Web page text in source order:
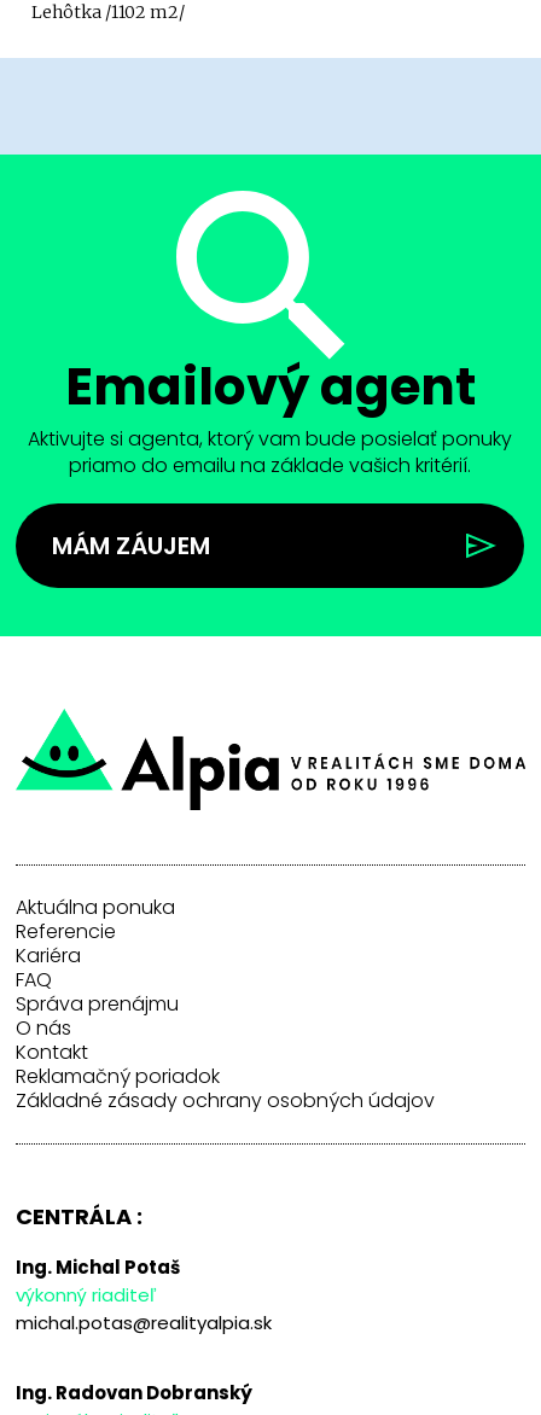
Lehôtka /1102 m2/
Emailový agent
Aktivujte si agenta, ktorý vam bude posielať ponuky
priamo do emailu na základe vašich kritérií.
MÁM ZÁUJEM
Aktuálna ponuka
Referencie
Kariéra
FAQ
Správa prenájmu
O nás
Kontakt
Reklamačný poriadok
Základné zásady ochrany osobných údajov
CENTRÁLA :
Ing. Michal Potaš
výkonný riaditeľ
michal.potas@realityalpia.sk
Ing. Radovan Dobranský